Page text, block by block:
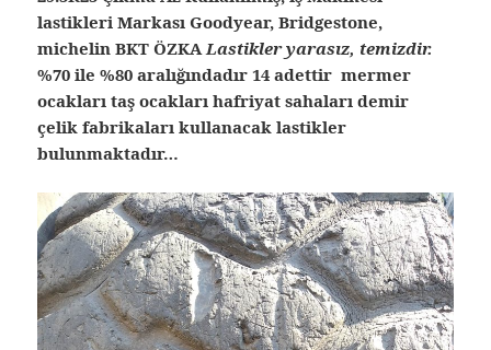
lastikleri Markası Goodyear, Bridgestone,
michelin BKT ÖZKA Lastikler yarasız, temizdir.
%70 ile %80 aralığındadır 14 adettir mermer
ocakları taş ocakları hafriyat sahaları demir
çelik fabrikaları kullanacak lastikler
bulunmaktadır…